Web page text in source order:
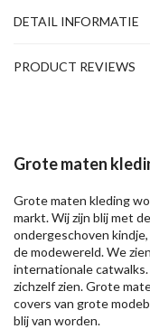
DETAIL INFORMATIE
PRODUCT REVIEWS
Grote maten
Grote maten kleding
markt. Wij zijn blij met
ondergeschoven
de modewereld. We
internationale
zichzelf zien. Grote
covers van grote
blij van worden.